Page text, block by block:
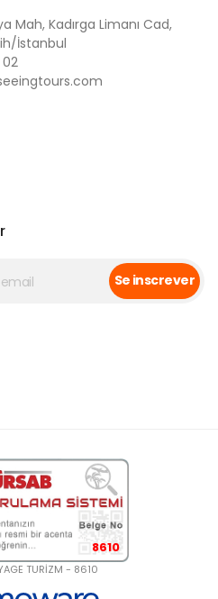
Mah, Kadırga Limanı Cad,
İstanbul
02
Se inscrever
8610
TURİZM - 8610